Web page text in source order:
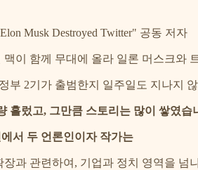
Musk Destroyed Twitter" 공동 저자
맥이 함께 무대에 올라 일론 머스크와
부 2기가 출범한지 일주일도 지나지
흘렀고, 그만큼 스토리는 많이 쌓였습
서 두 언론인이자 작가는
장과 관련하여, 기업과 정치 영역을 넘